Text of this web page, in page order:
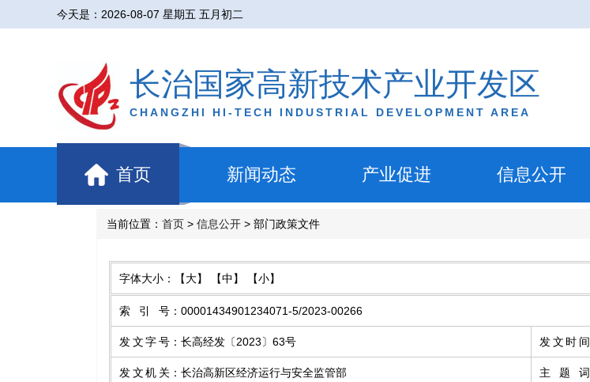
今天是： 2026-08-07 星期五 五月初二
长治国家高新技术产业开发区
CHANGZHI HI-TECH INDUSTRIAL DEVELOPMENT AREA
首页 新闻动态 产业促进 信息公开
当前位置： 首页 > 信息公开 > 部门政策文件
字体大小： 【大】 【中】 【小】
索引号 ： 00001434901234071-5/2023-00266
发文字号 ： 长高经发〔2023〕63号 发文时间
发文机关 ： 长治高新区经济运行与安全监管部 主题词